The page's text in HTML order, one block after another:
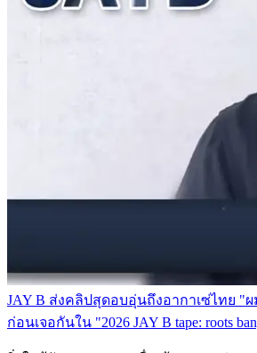
JAY B ส่งคลิปสุดอบอุ่นถึงอากาเซ่ไทย "
ก่อนเจอกันใน "2026 JAY B tape: roots